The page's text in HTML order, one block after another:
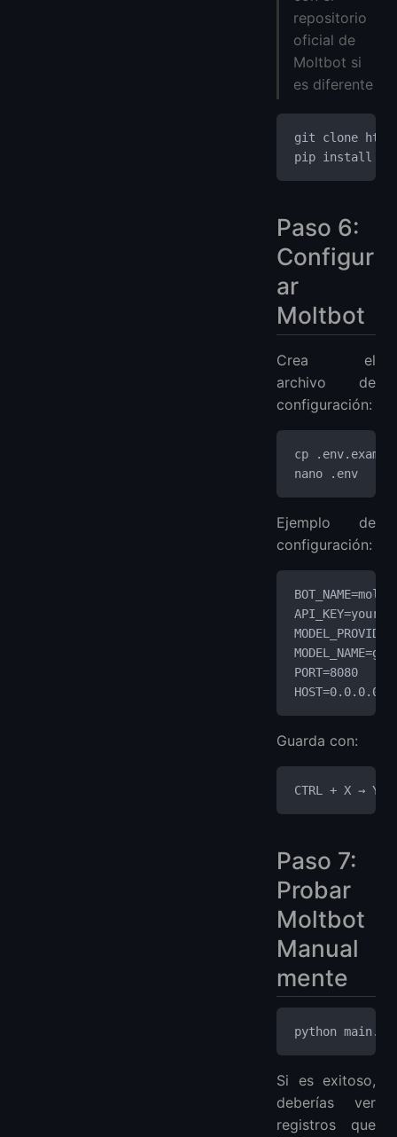
repositorio
oficial de
Moltbot si
es diferente
git clone
pip install -r
Paso 6:
Configur
ar
Moltbot
Crea el
archivo de
configuración:
cp
nano .env
Ejemplo de
configuración:
PORT=8080
HOST=0.0.0.0
Guarda con:
CTRL + X → Y
Paso 7:
Probar
Moltbot
Manual
mente
python main.py
Si es exitoso,
deberías ver
registros que